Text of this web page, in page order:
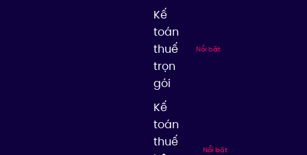
Kế
toán
thuế
trọn
gói
Nổi bật
Kế
toán
thuế
Nổi bật